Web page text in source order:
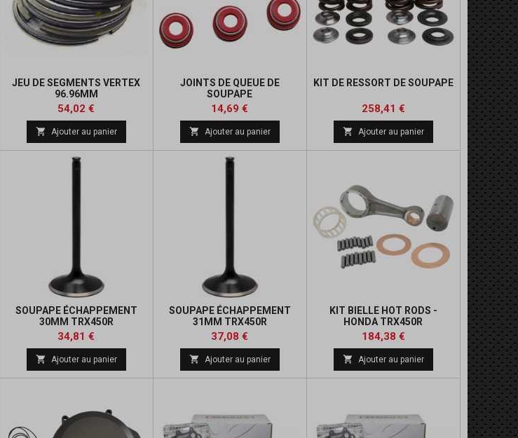
JEU DE SEGMENTS VERTEX
96.96MM
Prix
54,02 €
base
 Ajouter au panier
JOINTS DE QUEUE DE
SOUPAPE
Prix
14,69 €
base
 Ajouter au panier
KIT DE RESSORT DE SOUPAPE
Prix
258,41 €Prix
de
base
 Ajouter au panier
SOUPAPE ÉCHAPPEMENT
30MM TRX450R
Prix
34,81 €
base
 Ajouter au panier
SOUPAPE ÉCHAPPEMENT
31MM TRX450R
Prix
37,08 €
base
 Ajouter au panier
KIT BIELLE HOT RODS -
HONDA TRX450R
Prix
184,38 €Prix
de
base
 Ajouter au panier